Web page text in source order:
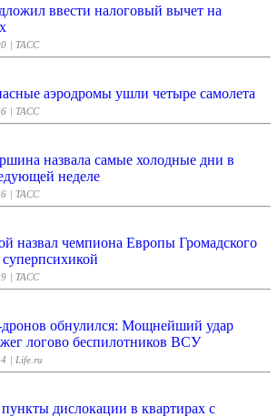
ввести налоговый вычет на
| ТАСС
аэродромы ушли четыре самолета
| ТАСС
назвала самые холодные дни в
неделе
| ТАСС
назвал чемпиона Европы Громадского
| ТАСС
обнулился: Мощнейший удар
логово беспилотников ВСУ
| Life.ru
дислокации в квартирах с